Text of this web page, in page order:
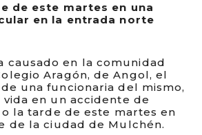
de este martes en una
en la entrada norte
causado en la comunidad
Aragón, de Angol, el
una funcionaria del mismo,
en un accidente de
la tarde de este martes en
de la ciudad de Mulchén.